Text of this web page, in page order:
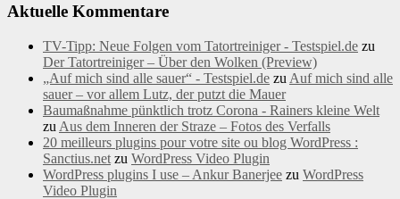
Aktuelle Kommentare
TV-Tipp: Neue Folgen vom Tatortreiniger - Testspiel.de zu
Der Tatortreiniger – Über den Wolken (Preview)
„Auf mich sind alle sauer“ - Testspiel.de zu Auf mich sind alle
sauer – vor allem Lutz, der putzt die Mauer
Baumaßnahme pünktlich trotz Corona - Rainers kleine Welt
zu Aus dem Inneren der Straze – Fotos des Verfalls
20 meilleurs plugins pour votre site ou blog WordPress :
Sanctius.net zu WordPress Video Plugin
WordPress plugins I use – Ankur Banerjee zu WordPress
Video Plugin